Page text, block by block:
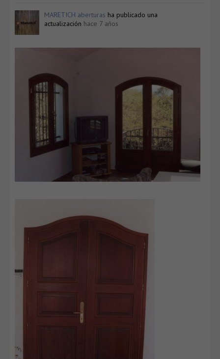
MARETICH aberturas ha publicado una
actualización hace 7 años